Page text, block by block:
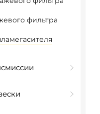
фильтра